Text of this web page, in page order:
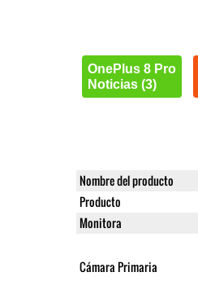
OnePlus 8 Pro
Noticias (3)
Nombre del producto
Producto
Monitora
Cámara Primaria